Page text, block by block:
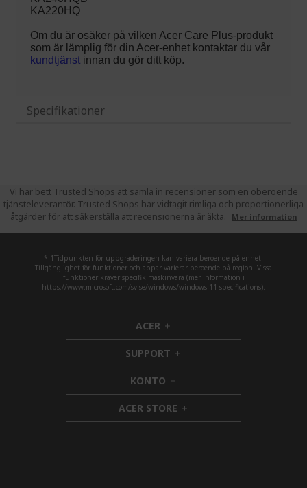
Specifikationer
Vi har bett Trusted Shops att samla in recensioner som en oberoende
tjänsteleverantör. Trusted Shops har vidtagit rimliga och proportionerliga
åtgärder för att säkerställa att recensionerna är äkta.
Mer information
* 1Tidpunkten för uppgraderingen kan variera beroende på enhet.
Tillgänglighet för funktioner och appar varierar beroende på region. Vissa
funktioner kräver specifik maskinvara (mer information i
https://www.microsoft.com/sv-se/windows/windows-11-specifications).
ACER h
i
d
d
e
n
SUPPORT h
i
d
d
e
n
KONTO h
i
d
d
ACER STORE h
i